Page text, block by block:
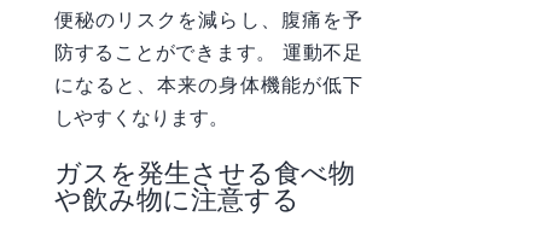
便秘のリスクを減らし、腹痛を予
防することができます。 運動不足
になると、本来の身体機能が低下
しやすくなります。
ガスを発生させる食べ物
や飲み物に注意する